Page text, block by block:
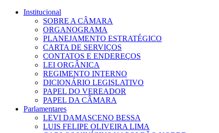
Institucional
SOBRE A CÂMARA
ORGANOGRAMA
PLANEJAMENTO ESTRATÉGICO
CARTA DE SERVIÇOS
CONTATOS E ENDEREÇOS
LEI ORGÂNICA
REGIMENTO INTERNO
DICIONÁRIO LEGISLATIVO
PAPEL DO VEREADOR
PAPEL DA CÂMARA
Parlamentares
LEVI DAMASCENO BESSA
LUIS FELIPE OLIVEIRA LIMA